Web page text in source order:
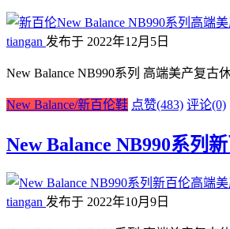
tiangan 发布于 2022年12月5日
New Balance NB990系列 高端美产复
New Balance/新百伦鞋 点赞(483) 评论(0)
New Balance NB990系列
tiangan 发布于 2022年10月9日